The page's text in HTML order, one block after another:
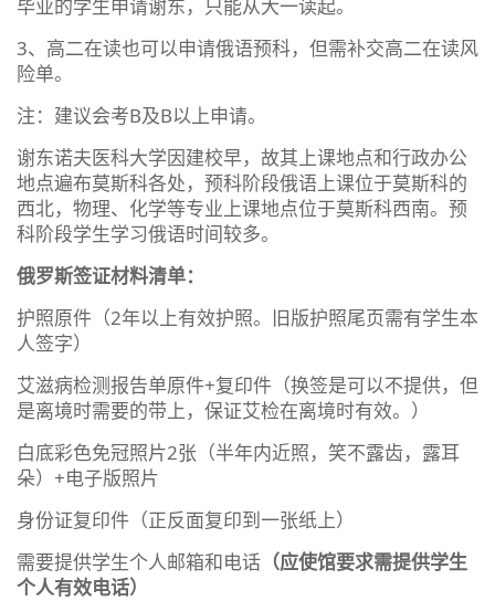
毕业的学生申请谢东，只能从大一读起。
3、高二在读也可以申请俄语预科，但需补交高二在读风
险单。
注：建议会考B及B以上申请。
谢东诺夫医科大学因建校早，故其上课地点和行政办公
地点遍布莫斯科各处，预科阶段俄语上课位于莫斯科的
西北，物理、化学等专业上课地点位于莫斯科西南。预
科阶段学生学习俄语时间较多。
俄罗斯签证材料清单：
护照原件（2年以上有效护照。旧版护照尾页需有学生本
人签字）
艾滋病检测报告单原件+复印件（换签是可以不提供，但
是离境时需要的带上，保证艾检在离境时有效。）
白底彩色免冠照片2张（半年内近照，笑不露齿，露耳
朵）+电子版照片
身份证复印件（正反面复印到一张纸上）
需要提供学生个人邮箱和电话 （应使馆要求需提供学生
个人有效电话）